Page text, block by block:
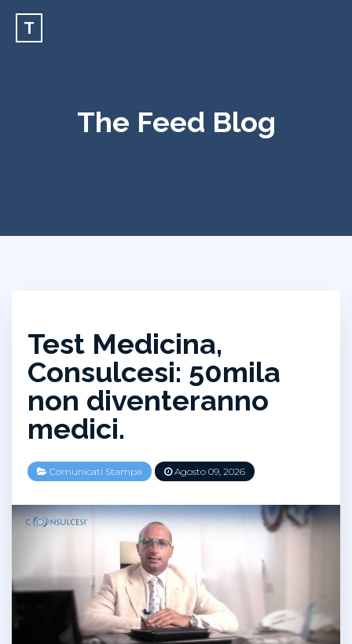
T
The Feed Blog
Test Medicina,
Consulcesi: 50mila
non diventeranno
medici.
Comunicati Stampa Agosto 09, 2026